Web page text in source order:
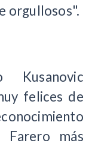
orgullosos".
Kusanovic
felices de
más